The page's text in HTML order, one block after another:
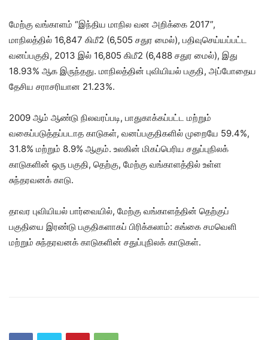
மேற்கு வங்காளம் “இந்திய மாநில வன அறிக்கை 2017”,
மாநிலத்தில் 16,847 கிமீ2 (6,505 சதுர மைல்), பதிவுசெய்யப்பட்ட
வனப்பகுதி, 2013 இல் 16,805 கிமீ2 (6,488 சதுர மைல்), இது
18.93% ஆக இருந்தது. மாநிலத்தின் புவியியல் பகுதி, அப்போதைய
தேசிய சராசரியான 21.23%.
2009 ஆம் ஆண்டு நிலவரப்படி, பாதுகாக்கப்பட்ட மற்றும்
வகைப்படுத்தப்படாத காடுகள், வனப்பகுதிகளில் முறையே 59.4%,
31.8% மற்றும் 8.9% ஆகும். உலகின் மிகப்பெரிய சதுப்புநிலக்
காடுகளின் ஒரு பகுதி, தெற்கு, மேற்கு வங்காளத்தில் உள்ள
சுந்தரவனக் காடு.
தாவர புவியியல் பார்வையில், மேற்கு வங்காளத்தின் தெற்குப்
பகுதியை இரண்டு பகுதிகளாகப் பிரிக்கலாம்: கங்கை சமவெளி
மற்றும் சுந்தரவனக் காடுகளின் சதுப்புநிலக் காடுகள்.